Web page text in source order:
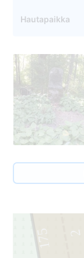
Hautapaikka
175 2